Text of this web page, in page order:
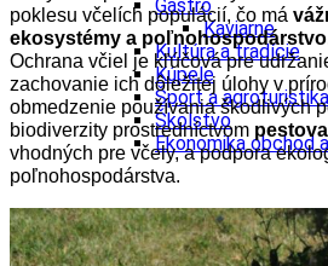
Gastro
Kaviarne
Kultúra a tradície
Kúpele
Šport a agroturistika
Školstvo
Ekonomika obchod
poklesu včelích populácií, čo má
ekosystémy a poľnohospodárstvo
Ochrana včiel je kľúčová pre
zachovanie ich dôležitej úlohy v
obmedzenie používania škodlivých
biodiverzity prostredníctvom
vhodných pre včely, a podpora
poľnohospodárstva.